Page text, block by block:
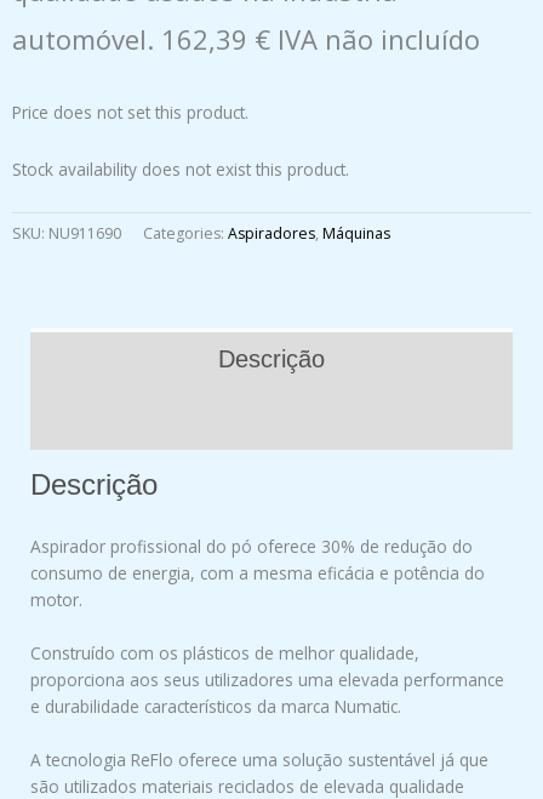
automóvel. 162,39 € IVA não incluído
Price does not set this product.
Stock availability does not exist this product.
SKU: NU911690 Categories: Aspiradores, Máquinas
Descrição
Descrição
Aspirador profissional do pó oferece 30% de redução do
consumo de energia, com a mesma eficácia e potência do
motor.
Construído com os plásticos de melhor qualidade,
proporciona aos seus utilizadores uma elevada performance
e durabilidade característicos da marca Numatic.
A tecnologia ReFlo oferece uma solução sustentável já que
são utilizados materiais reciclados de elevada qualidade